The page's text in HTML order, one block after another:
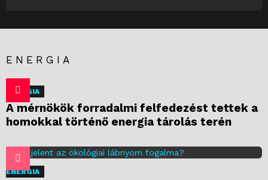
ENERGIA
ENERGIA
A mérnökök forradalmi felfedezést tettek a
homokkal történő energia tárolás terén
ENERGIA